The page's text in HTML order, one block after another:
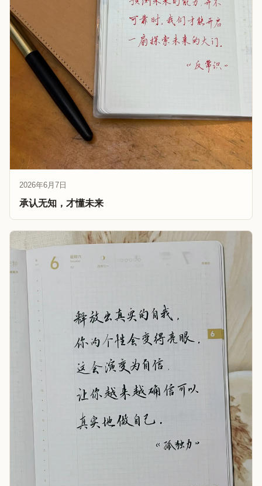
2026年6月7日
承认无知，才懂未来